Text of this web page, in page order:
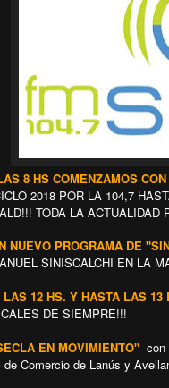
8 HS COMENZAMOS
2018 POR LA 104,7
TODA LA
NUEVO PROGRAMA DE
SINISCALCHI EN LA
LAS 12 HS. Y HASTA LAS
DE SIEMPRE!!!
EN MOVIMIENTO" con
Comercio de Lanús y